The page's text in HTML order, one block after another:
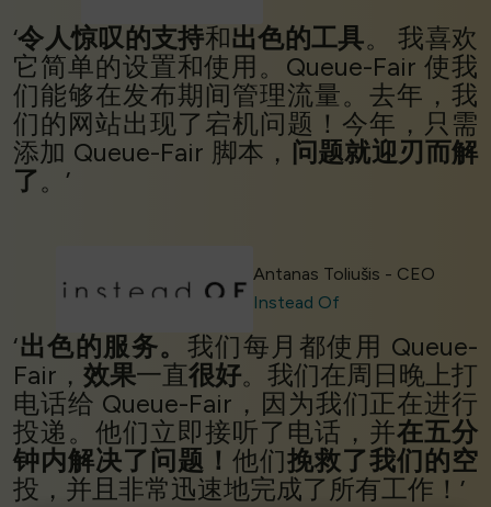
‘令人惊叹的支持和出色的工具。 我喜欢
它简单的设置和使用。Queue-Fair 使我
们能够在发布期间管理流量。去年，我
们的网站出现了宕机问题！今年，只需
添加 Queue-Fair 脚本， 问题就迎刃而解
了。’
Antanas Toliušis - CEO
Instead Of
‘出色的服务。 我们每月都使用 Queue-
Fair， 效果一直很好。我们在周日晚上打
电话给 Queue-Fair，因为我们正在进行
投递。他们立即接听了电话，并在五分
钟内解决了问题！ 他们挽救了我们的空
投，并且非常迅速地完成了所有工作！’